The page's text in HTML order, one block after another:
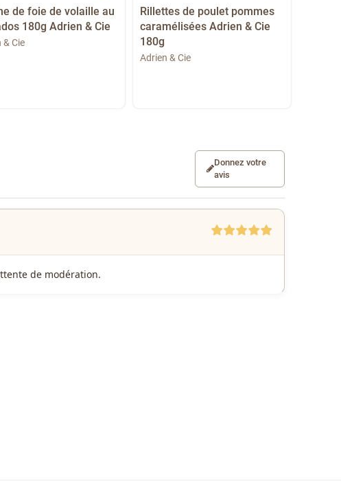
de foie de volaille au
180g Adrien & Cie
& Cie
Rillettes de poulet pommes
caramélisées Adrien & Cie
180g
Adrien & Cie
Donnez votre
avis
de modération.